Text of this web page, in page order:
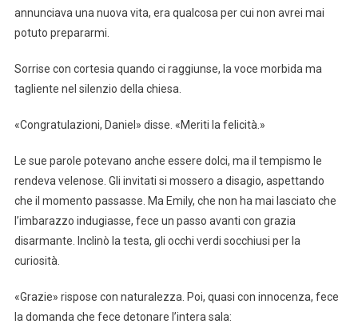
annunciava una nuova vita, era qualcosa per cui non avrei mai
potuto prepararmi.
Sorrise con cortesia quando ci raggiunse, la voce morbida ma
tagliente nel silenzio della chiesa.
«Congratulazioni, Daniel» disse. «Meriti la felicità.»
Le sue parole potevano anche essere dolci, ma il tempismo le
rendeva velenose. Gli invitati si mossero a disagio, aspettando
che il momento passasse. Ma Emily, che non ha mai lasciato che
l’imbarazzo indugiasse, fece un passo avanti con grazia
disarmante. Inclinò la testa, gli occhi verdi socchiusi per la
curiosità.
«Grazie» rispose con naturalezza. Poi, quasi con innocenza, fece
la domanda che fece detonare l’intera sala: